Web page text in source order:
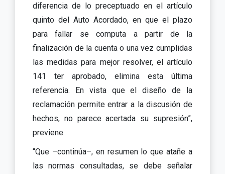
diferencia de lo preceptuado en el artículo
quinto del Auto Acordado, en que el plazo
para fallar se computa a partir de la
finalización de la cuenta o una vez cumplidas
las medidas para mejor resolver, el artículo
141 ter aprobado, elimina esta última
referencia. En vista que el diseño de la
reclamación permite entrar a la discusión de
hechos, no parece acertada su supresión”,
previene.
“Que –continúa–, en resumen lo que atañe a
las normas consultadas, se debe señalar